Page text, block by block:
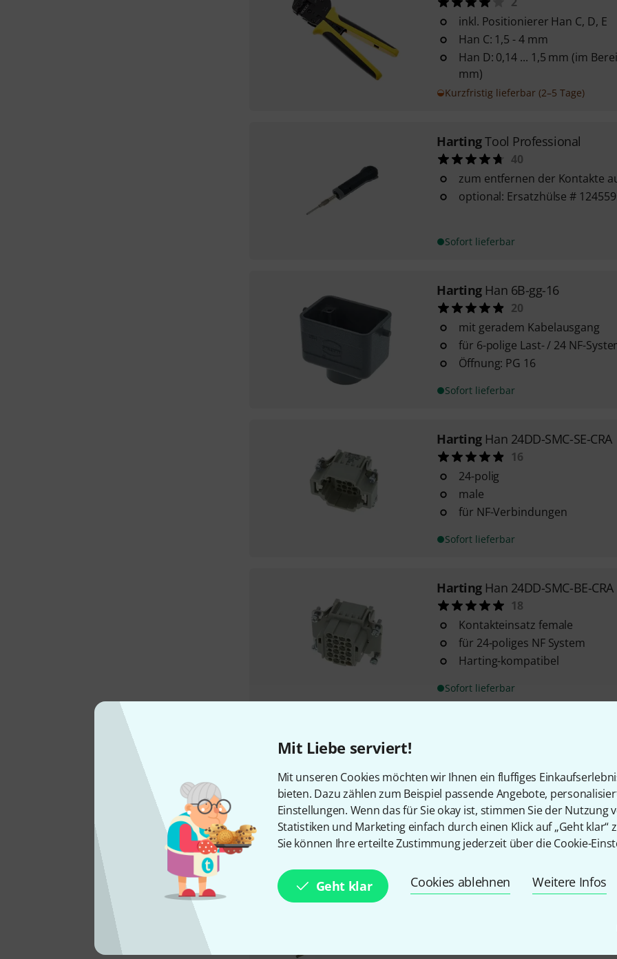
Mit Liebe serviert!
Mit unseren Cookies möchten wir Ihnen ein fluffiges
bieten. Dazu zählen zum Beispiel passende Angebote,
Einstellungen. Wenn das für Sie okay ist, stimmen Sie der Nutzung
Statistiken und Marketing einfach durch einen Klick auf „Geht klar“
Sie können Ihre erteilte Zustimmung jederzeit über die Cookie-
Geht klar Cookies ablehnen Weitere Infos
inkl. Positionierer Han C, D, E
Han C: 1,5 - 4 mm
Han D: 0,14 ... 1,5 mm (im
mm)
Kurzfristig lieferbar (2–5 Tage)
HartingTool Professional
40
zum entfernen der Kontakte
optional: Ersatzhülse #
Sofort lieferbar
Harting Han 6B-gg-16
20
mit geradem Kabelausgang
für 6-polige Last- / 24 NF-
Öffnung: PG 16
Sofort lieferbar
Harting Han 24DD-SMC-SE-CRA
16
24-polig
male
für NF-Verbindungen
Sofort lieferbar
Harting Han 24DD-SMC-BE-CRA
18
Kontakteinsatz female
für 24-poliges NF System
Harting-kompatibel
Sofort lieferbar
passend für 6 Last/ 24 NF
mit 1 Bügel
6-polig
Sofort lieferbar
HartingTool Prof. Mounting
zum Eindrücken der